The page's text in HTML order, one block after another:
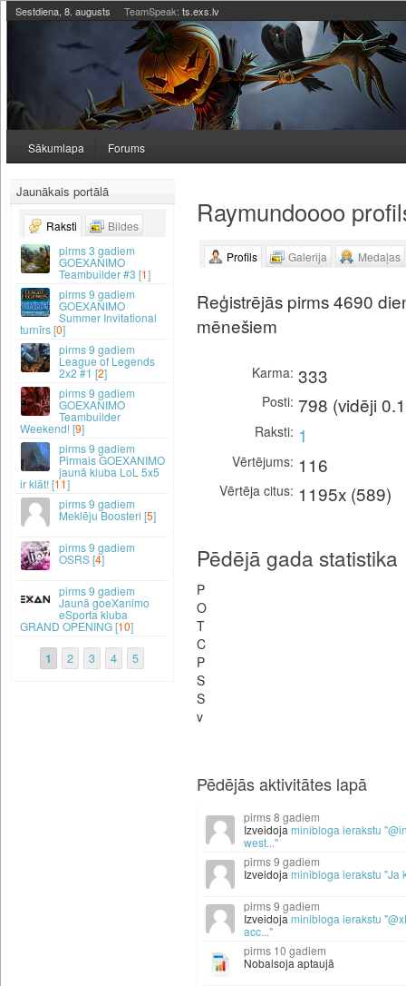
Sestdiena, 8. augusts TeamSpeak: ts.exs.lv
Sākumlapa Forums
Raymundoooo
Profils Galerija Medaļas
Reģistrējās pirms 4690
mēnešiem
Karma 333
Posti 798 (vidēji
Raksti 1
Vērtējums 116
Vērtēja citus 1195x (589)
Pēdējā gada statistika
P
O
T
C
P
S
S
v
Pēdējās aktivitātes lapā
8 gadiem
Izveidoja minibloga ierakstu
west..."
9 gadiem
Izveidoja minibloga ierakstu "Ja
9 gadiem
Izveidoja minibloga ierakstu
acc..."
10 gadiem
Nobalsoja aptaujā
Jaunākais portālā
Raksti
Bildes
3 gadiem
GOEXANIMO
Teambuilder #3 [1]
9 gadiem
GOEXANIMO
Summer Invitational
turnīrs [0]
9 gadiem
League of Legends
2x2 #1 [2]
9 gadiem
GOEXANIMO
Teambuilder
Weekend! [9]
9 gadiem
Pirmais GOEXANIMO
jaunā kluba LoL 5x5
ir klāt! [11]
9 gadiem
Meklēju Boosteri [5]
9 gadiem
OSRS [4]
9 gadiem
Jaunā goeXanimo
eSporta kluba
GRAND OPENING [10]
1 2 3 4 5